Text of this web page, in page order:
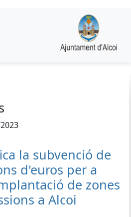
la subvenció de
d'euros per a
de zones
a Alcoi